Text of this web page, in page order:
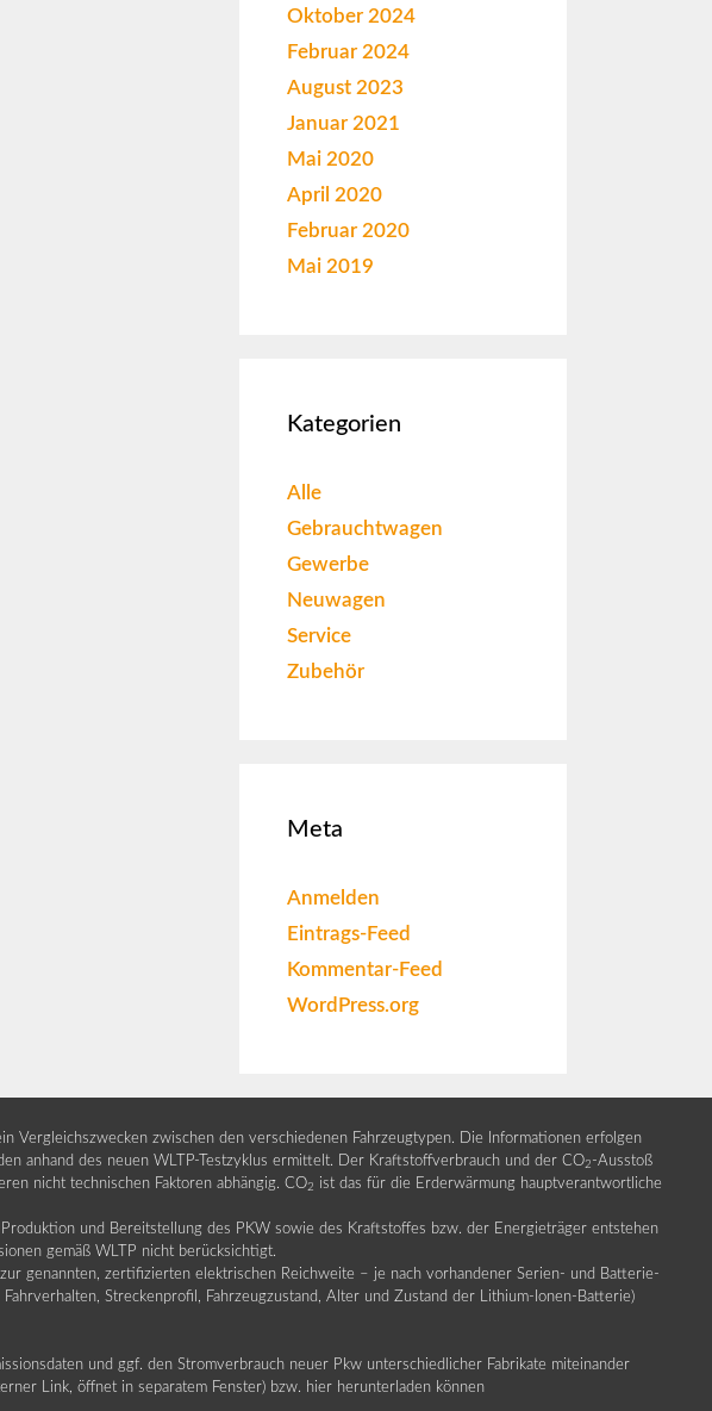
Oktober 2024
Februar 2024
August 2023
Januar 2021
Mai 2020
April 2020
Februar 2020
Mai 2019
Kategorien
Alle
Gebrauchtwagen
Gewerbe
Neuwagen
Service
Zubehör
Meta
Anmelden
Eintrags-Feed
Kommentar-Feed
WordPress.org
Vergleichszwecken zwischen den verschiedenen Fahrzeugtypen. Die Informationen erfolgen
anhand des neuen WLTP-Testzyklus ermittelt. Der Kraftstoffverbrauch und der CO2 -Ausstoß
nicht technischen Faktoren abhängig. CO2 ist das für die Erderwärmung hauptverantwortliche
und Bereitstellung des PKW sowie des Kraftstoffes bzw. der Energieträger entstehen
gemäß WLTP nicht berücksichtigt.
genannten, zertifizierten elektrischen Reichweite – je nach vorhandener Serien- und Batterie-
Streckenprofil, Fahrzeugzustand, Alter und Zustand der Lithium-Ionen-Batterie)
und ggf. den Stromverbrauch neuer Pkw unterschiedlicher Fabrikate miteinander
Link, öffnet in separatem Fenster) bzw. hier herunterladen können